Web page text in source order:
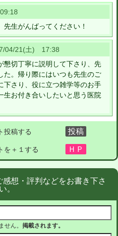
生がんばってください！
04/21(土) 17:38
懇切丁寧に説明して下さり、先
た。帰り際にはいつも先生のご
下さり、役に立つ雑学等のお手
生お付き合いしたいと思う医院
投稿する
を＋１する
想・評判などをお書き下さ
い。
せん。 掲載されます。